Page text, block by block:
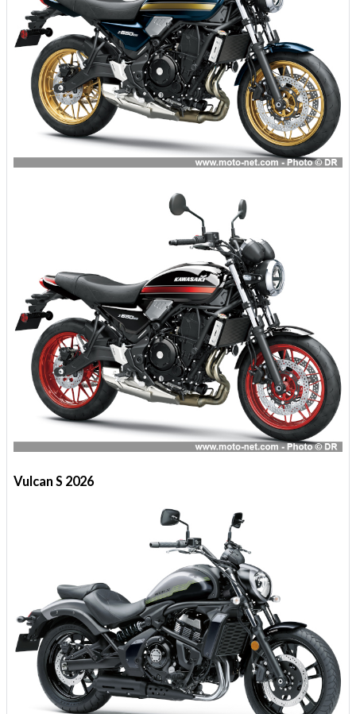
Vulcan S 2026